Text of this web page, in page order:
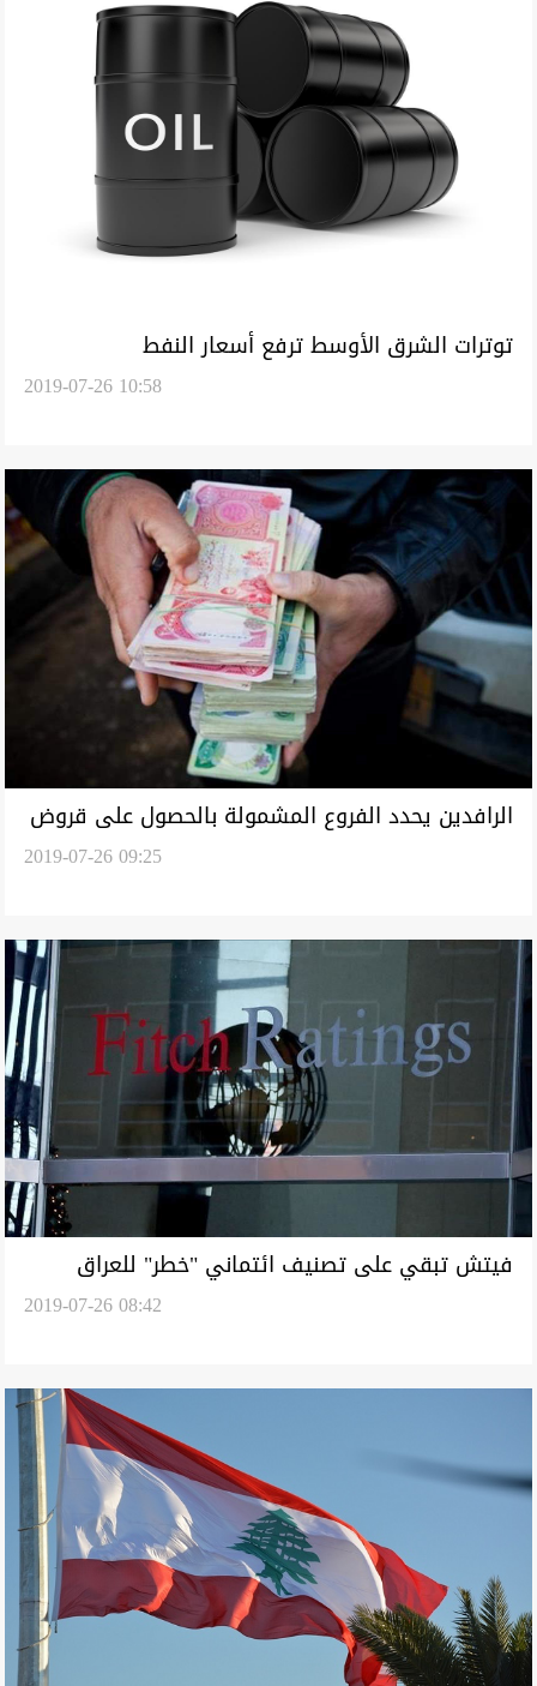
توترات الشرق الأوسط ترفع أسعار النفط
2019-07-26 10:58
الرافدين يحدد الفروع المشمولة بالحصول على قروض
2019-07-26 09:25
فيتش تبقي على تصنيف ائتماني "خطر" للعراق
2019-07-26 08:42